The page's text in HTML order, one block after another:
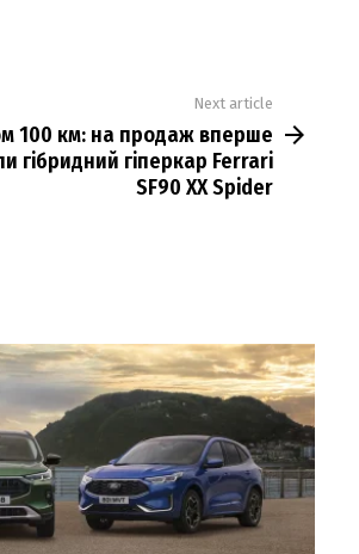
Next article
100 км: на продаж вперше
гібридний гіперкар Ferrari
SF90 XX Spider